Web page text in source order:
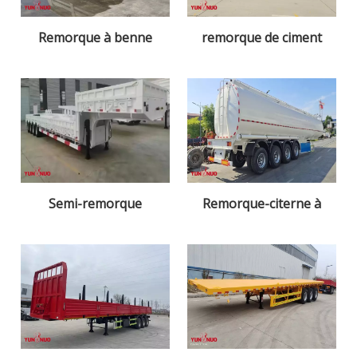
Remorque à benne
remorque de ciment
Semi-remorque
Remorque-citerne à